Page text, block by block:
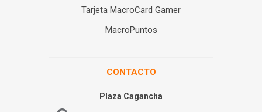
Tarjeta MacroCard Gamer
MacroPuntos
CONTACTO
Plaza Cagancha